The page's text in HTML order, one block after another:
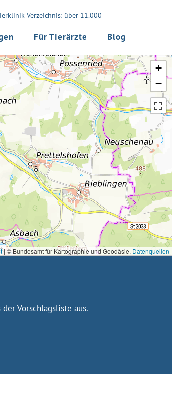
Verzeichnis: über 11.000
Für Tierärzte Blog
+
−
| © Bundesamt für Kartographie und Geodäsie, Datenquellen
Vorschlagsliste aus.